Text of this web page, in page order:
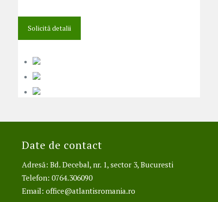
Solicită detalii
Date de contact
Adresă: Bd. Decebal, nr. 1, sector 3, Bucuresti
Telefon: 0764.306090
Email: office@atlantisromania.ro